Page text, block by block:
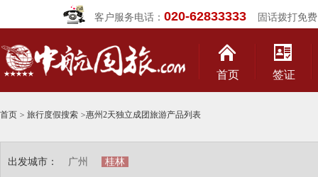
客户服务电话： 020-62833333固话拨打免费
首页 签证
首页 > 旅行度假搜索 >惠州2天独立成团旅游产品列表
出发城市： 广州 桂林